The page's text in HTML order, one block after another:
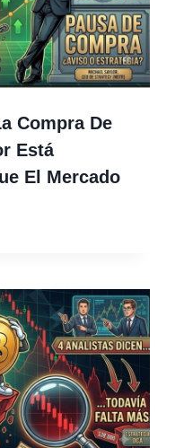
Compra De
Está
El Mercado